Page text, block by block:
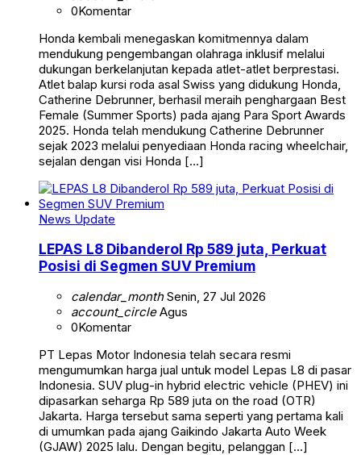
0Komentar
Honda kembali menegaskan komitmennya dalam
mendukung pengembangan olahraga inklusif melalui
dukungan berkelanjutan kepada atlet-atlet berprestasi.
Atlet balap kursi roda asal Swiss yang didukung Honda,
Catherine Debrunner, berhasil meraih penghargaan Best
Female (Summer Sports) pada ajang Para Sport Awards
2025. Honda telah mendukung Catherine Debrunner
sejak 2023 melalui penyediaan Honda racing wheelchair,
sejalan dengan visi Honda […]
News Update
LEPAS L8 Dibanderol Rp 589 juta, Perkuat
Posisi di Segmen SUV Premium
calendar_monthSenin, 27 Jul 2026
account_circleAgus
0Komentar
PT Lepas Motor Indonesia telah secara resmi
mengumumkan harga jual untuk model Lepas L8 di pasar
Indonesia. SUV plug-in hybrid electric vehicle (PHEV) ini
dipasarkan seharga Rp 589 juta on the road (OTR)
Jakarta. Harga tersebut sama seperti yang pertama kali
di umumkan pada ajang Gaikindo Jakarta Auto Week
(GJAW) 2025 lalu. Dengan begitu, pelanggan […]